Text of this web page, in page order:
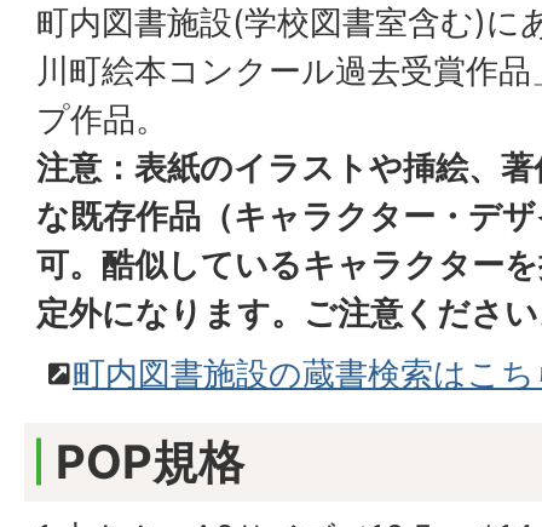
町内図書施設(学校図書室含む)に
川町絵本コンクール過去受賞作
プ作品。
注意：表紙のイラストや挿絵、
な既存作品（キャラクター・デ
可。酷似しているキャラクター
定外になります。ご注意くださ
町内図書施設の蔵書検索はこ
POP規格